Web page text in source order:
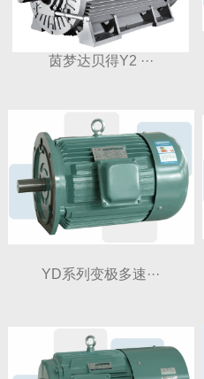
茵梦达贝得Y2 ···
YD系列变极多速···